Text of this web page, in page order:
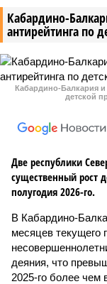
Кабардино-
антирейтинга по
Кабардино-Балкария и
детской
Две республики
существенный рост
полугодия 2026-го.
В Кабардино-
месяцев текущего
деяния, что
2025-го более чем